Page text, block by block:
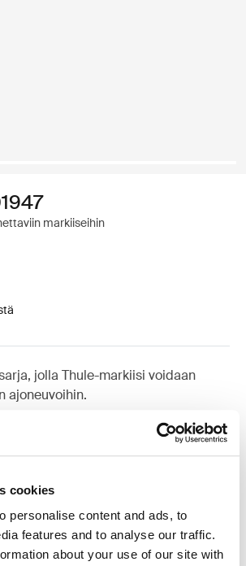
cookies
personalise content and ads, to
features and to analyse our traffic.
about your use of our site with
markiiseihin
jolla Thule-markiisi voidaan
ajoneuvoihin.
instructions